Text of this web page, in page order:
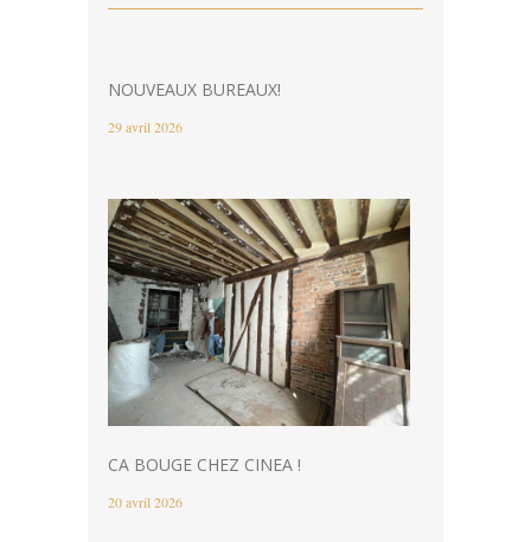
NOUVEAUX BUREAUX!
29 avril 2026
CA BOUGE CHEZ CINEA !
20 avril 2026